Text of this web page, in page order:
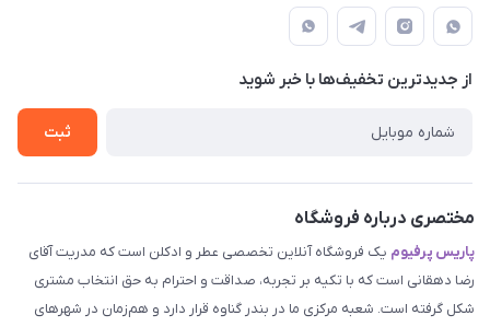
دهقانی
لیست محصولات
درباره ما
قوانین و مقررات
حریم خصوصی
راهنما
از جدید‌ترین تخفیف‌ها با‌ خبر شوید
ثبت
مختصری درباره فروشگاه
پاریس پرفیوم یک فروشگاه آنلاین تخصصی عطر و ادکلن است که مدریت آقای
رضا دهقانی است که با تکیه بر تجربه، صداقت و احترام به حق انتخاب مشتری
شکل گرفته است. شعبه مرکزی ما در بندر گناوه قرار دارد و هم‌زمان در شهرهای